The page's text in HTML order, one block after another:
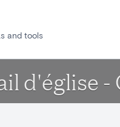
and tools
d'église -